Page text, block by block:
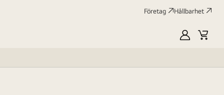
Företag Hållbarhet
MyLG